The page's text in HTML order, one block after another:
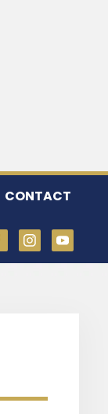
CONTACT